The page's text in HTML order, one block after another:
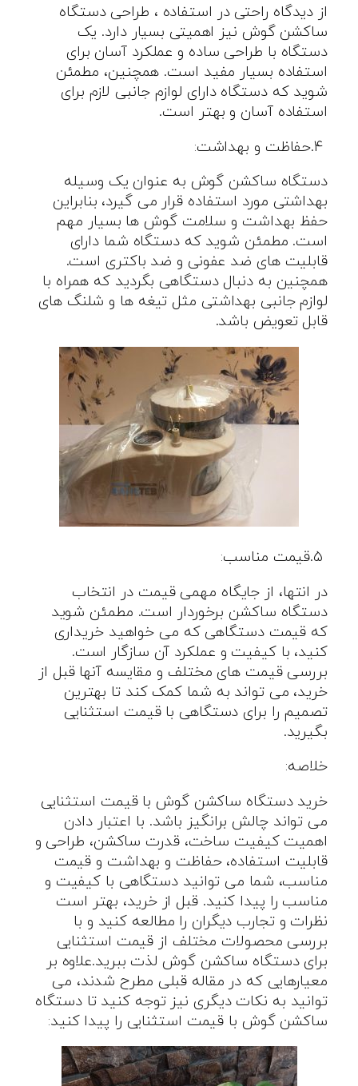
از دیدگاه راحتی در استفاده ، طراحی دستگاه
ساکشن گوش نیز اهمیتی بسیار دارد. یک
دستگاه با طراحی ساده و عملکرد آسان برای
استفاده بسیار مفید است. همچنین، مطمئن
شوید که دستگاه دارای لوازم جانبی لازم برای
استفاده آسان و بهتر است.
.۴حفاظت و بهداشت:
دستگاه ساکشن گوش به عنوان یک وسیله
بهداشتی مورد استفاده قرار می گیرد، بنابراین
حفظ بهداشت و سلامت گوش ها بسیار مهم
است. مطمئن شوید که دستگاه شما دارای
قابلیت های ضد عفونی و ضد باکتری است.
همچنین به دنبال دستگاهی بگردید که همراه با
لوازم جانبی بهداشتی مثل تیغه ها و شلنگ های
قابل تعویض باشد.
.۵قیمت مناسب:
در انتها، از جایگاه مهمی قیمت در انتخاب
دستگاه ساکشن برخوردار است. مطمئن شوید
که قیمت دستگاهی که می خواهید خریداری
کنید، با کیفیت و عملکرد آن سازگار است.
بررسی قیمت های مختلف و مقایسه آنها قبل از
خرید، می تواند به شما کمک کند تا بهترین
تصمیم را برای دستگاهی با قیمت استثنایی
بگیرید.
خلاصه:
خرید دستگاه ساکشن گوش با قیمت استثنایی
می تواند چالش برانگیز باشد. با اعتبار دادن
اهمیت کیفیت ساخت، قدرت ساکشن، طراحی و
قابلیت استفاده، حفاظت و بهداشت و قیمت
مناسب، شما می توانید دستگاهی با کیفیت و
مناسب را پیدا کنید. قبل از خرید، بهتر است
نظرات و تجارب دیگران را مطالعه کنید و با
بررسی محصولات مختلف از قیمت استثنایی
برای دستگاه ساکشن گوش لذت ببرید.علاوه بر
معیارهایی که در مقاله قبلی مطرح شدند، می
توانید به نکات دیگری نیز توجه کنید تا دستگاه
ساکشن گوش با قیمت استثنایی را پیدا کنید: